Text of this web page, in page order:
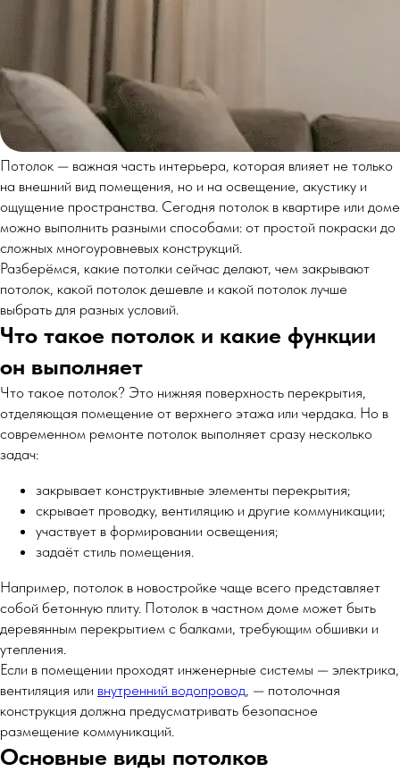
Потолок — важная часть интерьера, которая влияет не только
на внешний вид помещения, но и на освещение, акустику и
ощущение пространства. Сегодня потолок в квартире или доме
можно выполнить разными способами: от простой покраски до
сложных многоуровневых конструкций.
Разберёмся, какие потолки сейчас делают, чем закрывают
потолок, какой потолок дешевле и какой потолок лучше
выбрать для разных условий.
Что такое потолок и какие функции
он выполняет
Что такое потолок? Это нижняя поверхность перекрытия,
отделяющая помещение от верхнего этажа или чердака. Но в
современном ремонте потолок выполняет сразу несколько
задач:
закрывает конструктивные элементы перекрытия;
скрывает проводку, вентиляцию и другие коммуникации;
участвует в формировании освещения;
задаёт стиль помещения.
Например, потолок в новостройке чаще всего представляет
собой бетонную плиту. Потолок в частном доме может быть
деревянным перекрытием с балками, требующим обшивки и
утепления.
Если в помещении проходят инженерные системы — электрика,
вентиляция или внутренний водопровод, — потолочная
конструкция должна предусматривать безопасное
размещение коммуникаций.
Основные виды потолков